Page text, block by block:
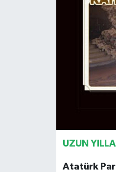
UZUN
Atatürk